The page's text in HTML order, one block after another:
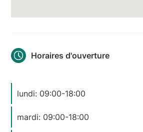
Horaires d'ouverture
lundi: 09:00-18:00
mardi: 09:00-18:00